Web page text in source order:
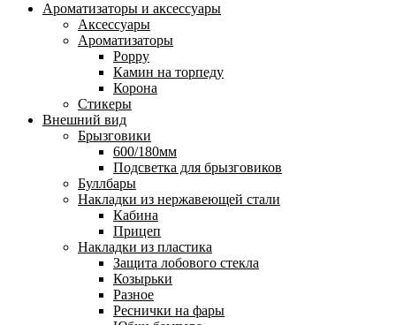
Ароматизаторы и аксессуары
Аксессуары
Ароматизаторы
Poppy
Камин на торпеду
Корона
Стикеры
Внешний вид
Брызговики
600/180мм
Подсветка для брызговиков
Буллбары
Накладки из нержавеющей стали
Кабина
Прицеп
Накладки из пластика
Защита лобового стекла
Козырьки
Разное
Реснички на фары